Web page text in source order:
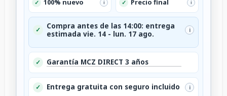
✓ 100% nuevo i ✓ Precio final i
✓
Compra antes de las 14:00: entrega
estimada vie. 14 - lun. 17 ago.
i
✓ Garantía MCZ DIRECT 3 años
✓ Entrega gratuita con seguro incluido i